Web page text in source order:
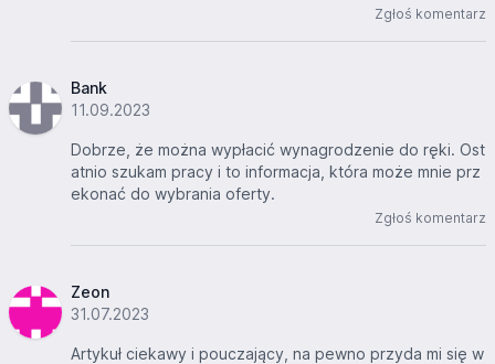
Zgłoś komentarz
Bank
11.09.2023
Dobrze, że można wypłacić wynagrodzenie do ręki. Ost
atnio szukam pracy i to informacja, która może mnie prz
ekonać do wybrania oferty.
Zgłoś komentarz
Zeon
31.07.2023
Artykuł ciekawy i pouczający, na pewno przyda mi się w